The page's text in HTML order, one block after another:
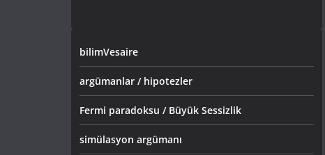
bilimVesaire
argümanlar / hipotezler
Fermi paradoksu / Büyük Sessizlik
simülasyon argümanı